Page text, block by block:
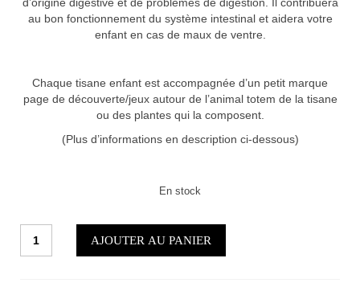
au bon fonctionnement du système intestinal et aidera votre
enfant en cas de maux de ventre.
Chaque tisane enfant est accompagnée d’un petit marque
page de découverte/jeux autour de l’animal totem de la tisane
ou des plantes qui la composent.
(Plus d’informations en description ci-dessous)
En stock
AJOUTER AU PANIER